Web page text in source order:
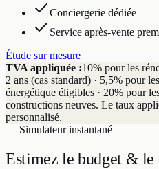
Conciergerie dédiée
Service après-vente
Étude sur mesure
TVA appliquée :10% pour les
2 ans (cas standard) · 5,5% pour
énergétique éligibles · 20% pour
constructions neuves. Le taux
personnalisé.
— Simulateur instantané
Estimez le budget & le